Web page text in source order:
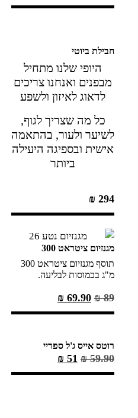
חבילת ביוטי
היופי שלנו מתחיל
מבפנים ואנחנו צריכים
לדאוג לאיזון ולשפע
כל מה שצריך לגוף,
לשיער ולעור, בהתאמה
אישית ובספיגה היעילה
ביותר
₪ 294
מגנזיום ציטראט 300
תוסף מגנזיום ציטראט 300
מ"ג בכמוסות לבליעה.
₪89
₪ 69.90
רוטס אייס ג'ל ספריי
₪59.90
₪ 51